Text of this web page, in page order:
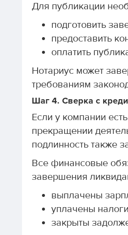
Для публикации
подготовить
предоставить
оплатить
Нотариус может
требованиям
Шаг 4. Сверка с
Если у компании
прекращении
подлинность также
Все финансовые
завершения
выплачены
уплачены
закрыты